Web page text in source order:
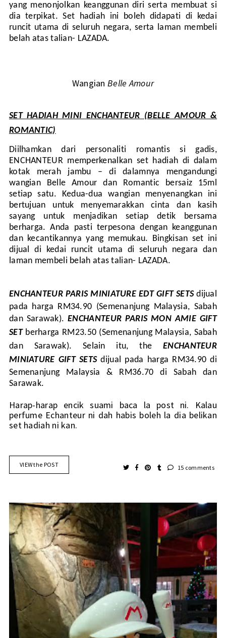
yang menonjolkan keanggunan diri serta membuat si
dia terpikat. Set hadiah ini boleh didapati di kedai
runcit utama di seluruh negara, serta laman membeli
belah atas talian- LAZADA.
WangianBelle Amour
SET HADIAH MINI ENCHANTEUR (BELLE AMOUR &
ROMANTIC)
Diilhamkan dari personaliti romantis si gadis,
ENCHANTEUR memperkenalkan set hadiah di dalam
kotak merah jambu – di dalamnya mengandungi
wangian Belle Amour dan Romantic bersaiz 15ml
setiap satu. Kedua-dua wangian menyenangkan ini
bertujuan untuk menyemarakkan cinta dan kasih
sayang untuk menjadikan setiap detik bersama
berharga. Anda pasti terpesona dengan keanggunan
dan kecantikannya yang memukau. Bingkisan set ini
dijual di kedai runcit utama di seluruh negara dan
laman membeli belah atas talian- LAZADA.
ENCHANTEUR PARIS MINIATURE EDT GIFT SETSdijual
pada harga RM34.90 (Semenanjung Malaysia, Sabah
dan Sarawak).ENCHANTEUR PARIS MON AMIE GIFT
SETberharga RM23.50 (Semenanjung Malaysia, Sabah
dan Sarawak). Selain itu, theENCHANTEUR
MINIATURE GIFT SETSdijual pada harga RM34.90 di
Semenanjung Malaysia & RM36.70 di Sabah dan
Sarawak.
Harap-harap encik suami baca la post ni. Kalau
perfume Echanteur ni dah habis boleh la dia belikan
set hadiah ni kan.
VIEW the POST 15 comments